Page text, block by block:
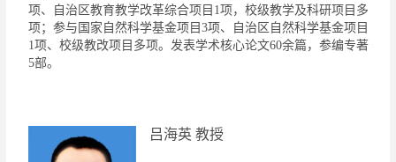
项、自治区教育教学改革综合项目 1项，校级教学及科研项目多
项；参与国家自然科学基金项目 3项、自治区自然科学基金项目
1项、校级教改项目多项。发表学术核心论文60余篇，参编专著
5部。
吕海英 教授